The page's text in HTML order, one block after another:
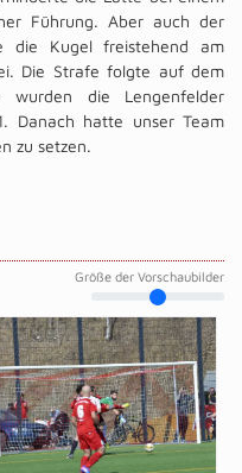
Führung. Aber auch der
die Kugel freistehend am
Die Strafe folgte auf dem
wurden die Lengenfelder
Danach hatte unser Team
zu setzen.
Größe der Vorschaubilder